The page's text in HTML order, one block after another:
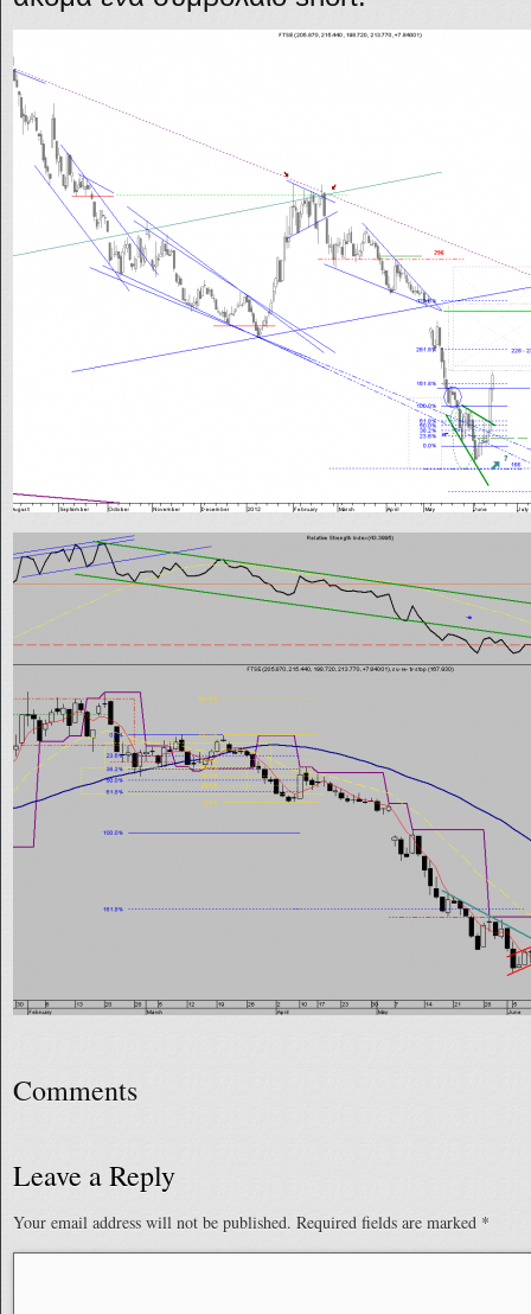
Comments
Leave a Reply
Your email address will not be published. Required fields are marked *